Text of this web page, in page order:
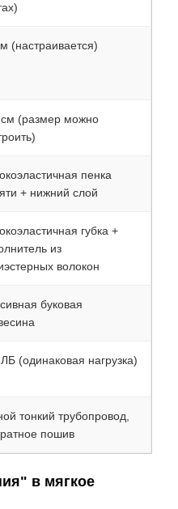
(настраивается)
(размер можно
пенка
+ нижний слой
губка +
из
волокон
буковая
(одинаковая нагрузка)
тонкий трубопровод,
пошив
в мягкое